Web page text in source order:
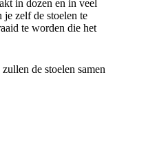
in dozen en in veel
je zelf de stoelen te
te worden die het
de stoelen samen